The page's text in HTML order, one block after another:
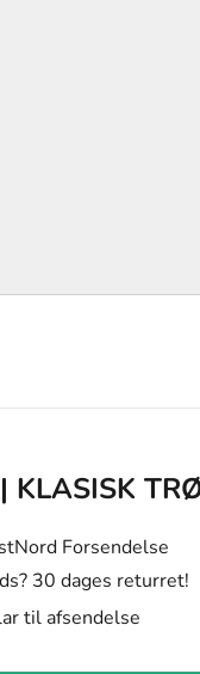
KLASISK
Forsendelse
30 dages returret!
til afsendelse